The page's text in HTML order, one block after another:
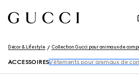
Décor & Lifestyle Collection Gucci pour animaux de
ACCESSOIRES Vêtements pour animaux de